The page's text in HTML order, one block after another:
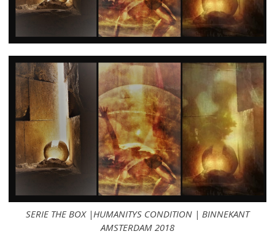
SERIE THE BOX |HUMANITYS CONDITION | BINNEKANT
AMSTERDAM 2018